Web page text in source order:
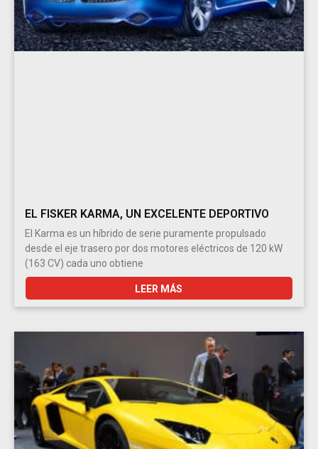
EL FISKER KARMA, UN EXCELENTE DEPORTIVO
El Karma es un híbrido de serie puramente propulsado
desde el eje trasero por dos motores eléctricos de 120 kW
(163 CV) cada uno obtiene
LEER MÁS